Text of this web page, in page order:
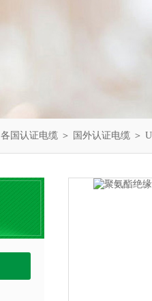
各国认证电缆 ＞ 国外认证电缆 ＞